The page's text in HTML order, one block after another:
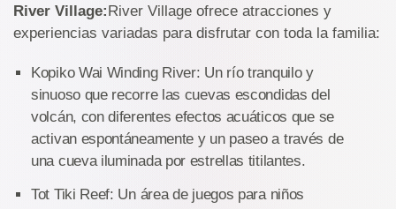
River Village: River Village ofrece atracciones y
experiencias variadas para disfrutar con toda la familia:
Kopiko Wai Winding River: Un río tranquilo y
sinuoso que recorre las cuevas escondidas del
volcán, con diferentes efectos acuáticos que se
activan espontáneamente y un paseo a través de
una cueva iluminada por estrellas titilantes.
Tot Tiki Reef: Un área de juegos para niños